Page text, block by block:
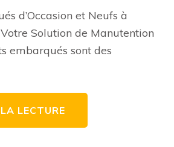
d’Occasion
et
à
:
d’Occasion et Neufs à
Solution de Manutention
embarqués sont des
LECTURE